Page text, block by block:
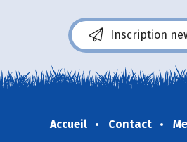
Inscription
Accueil Contact